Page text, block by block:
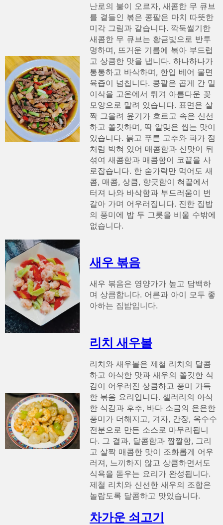
난로의 불이 오르자, 새콤한 무 큐브
를 곁들인 볶은 콩팥은 마치 따뜻한
미각 그림과 같습니다. 깍둑썰기한
새콤한 무 큐브는 황금빛으로 반투
명하며, 뜨거운 기름에 볶아 부드럽
고 상큼한 맛을 냅니다. 하나하나가
통통하고 바삭하며, 한입 베어 물면
육즙이 넘칩니다. 콩팥은 곱게 간 밀
이삭을 고온에서 튀겨 아름다운 꽃
모양으로 말려 있습니다. 표면은 살
짝 그을려 윤기가 흐르고 속은 신선
하고 쫄깃하며, 딱 알맞은 씹는 맛이
있습니다. 붉고 푸른 고추와 파가 점
처럼 박혀 있어 매콤함과 신맛이 뒤
섞여 새콤함과 매콤함이 코끝을 사
로잡습니다. 한 숟가락만 먹어도 새
콤, 매콤, 상큼, 향긋함이 혀끝에서
터져 나와 바삭함과 부드러움이 번
갈아 가며 어우러집니다. 진한 집밥
의 풍미에 밥 두 그릇을 비울 수밖에
없습니다.
새우 볶음
새우 볶음은 영양가가 높고 담백하
며 상큼합니다. 어른과 아이 모두 좋
아하는 집밥입니다.
리치 새우볼
리치와 새우볼은 제철 리치의 달콤
하고 아삭한 맛과 새우의 쫄깃한 식
감이 어우러진 상큼하고 풍미 가득
한 볶음 요리입니다. 셀러리의 아삭
한 식감과 후추, 바다 소금의 은은한
풍미가 더해지고, 겨자, 간장, 옥수수
전분으로 만든 소스로 마무리됩니
다. 그 결과, 달콤함과 짭짤함, 그리
고 살짝 매콤한 맛이 조화롭게 어우
러져, 느끼하지 않고 상큼하면서도
식욕을 돋우는 요리가 완성됩니다.
제철 리치와 신선한 새우의 조합은
놀랍도록 달콤하고 맛있습니다.
차가운 쇠고기